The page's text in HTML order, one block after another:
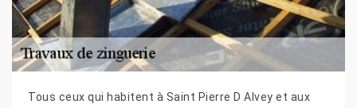
Tous ceux qui habitent à Saint Pierre D Alvey et aux